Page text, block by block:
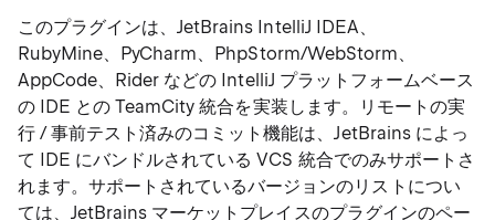
このプラグインは、JetBrains IntelliJ IDEA、
RubyMine、PyCharm、PhpStorm/WebStorm、
AppCode、Rider などの IntelliJ プラットフォームベース
の IDE との TeamCity 統合を実装します。リモートの実
行 / 事前テスト済みのコミット機能は、JetBrains によっ
て IDE にバンドルされている VCS 統合でのみサポートさ
れます。サポートされているバージョンのリストについ
ては、JetBrains マーケットプレイスのプラグインのペー